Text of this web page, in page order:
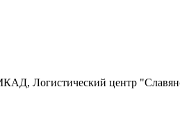
Логистический центр